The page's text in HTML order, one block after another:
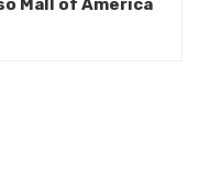
Mall of America